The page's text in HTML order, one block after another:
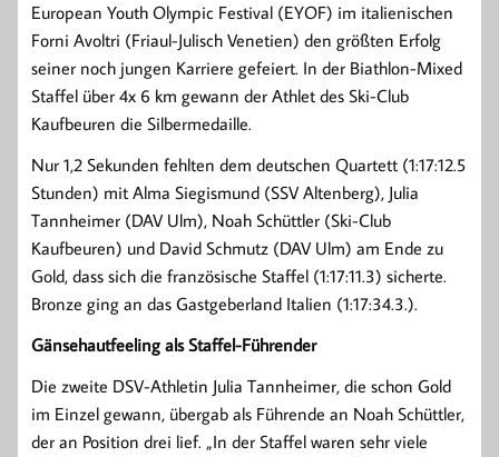
European Youth Olympic Festival (EYOF) im italienischen
Forni Avoltri (Friaul-Julisch Venetien) den größten Erfolg
seiner noch jungen Karriere gefeiert. In der Biathlon-Mixed
Staffel über 4x 6 km gewann der Athlet des Ski-Club
Kaufbeuren die Silbermedaille.
Nur 1,2 Sekunden fehlten dem deutschen Quartett (1:17:12.5
Stunden) mit Alma Siegismund (SSV Altenberg), Julia
Tannheimer (DAV Ulm), Noah Schüttler (Ski-Club
Kaufbeuren) und David Schmutz (DAV Ulm) am Ende zu
Gold, dass sich die französische Staffel (1:17:11.3) sicherte.
Bronze ging an das Gastgeberland Italien (1:17:34.3.).
Gänsehautfeeling als Staffel-Führender
Die zweite DSV-Athletin Julia Tannheimer, die schon Gold
im Einzel gewann, übergab als Führende an Noah Schüttler,
der an Position drei lief. „In der Staffel waren sehr viele